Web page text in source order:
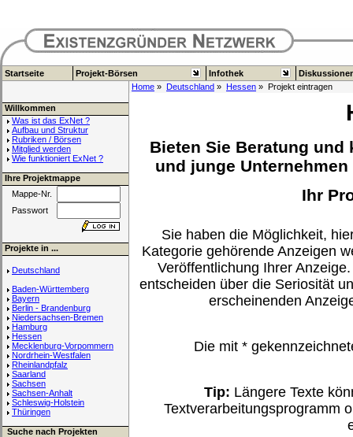
Startseite Projekt-Börsen Infothek
Home » Deutschland » Hessen » Projekt eintragen
Willkommen
Was ist das ExNet ?
Aufbau und Struktur
Rubriken / Börsen
Mitglied werden
Wie funktioniert ExNet ?
Ihre Projektmappe
Mappe-Nr.
Passwort
Projekte in ...
Deutschland
Baden-Württemberg
Bayern
Berlin - Brandenburg
Niedersachsen-Bremen
Hamburg
Hessen
Mecklenburg-Vorpommern
Nordrhein-Westfalen
Rheinlandpfalz
Saarland
Sachsen
Sachsen-Anhalt
Schleswig-Holstein
Thüringen
Suche nach Projekten
Bieten Sie Beratung
und junge
Ihr
Sie haben die Möglichkeit,
Kategorie gehörende Anzeigen
Veröffentlichung Ihrer
entscheiden über die Seriosität
erscheinenden
Die mit *
Tip: Längere Texte
Textverarbeitungsprogramm